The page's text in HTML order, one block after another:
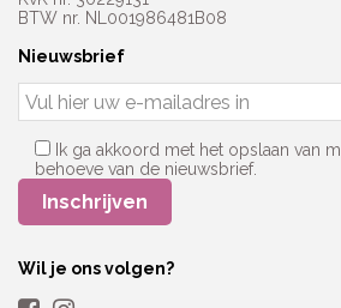
BTW nr. NL001986481B08
Nieuwsbrief
Ik ga akkoord met het opslaan van
behoeve van de nieuwsbrief.
Wil je ons volgen?